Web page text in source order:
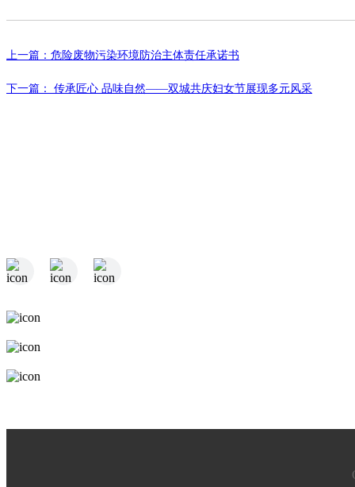
上一篇：危险废物污染环境防治主体责任承诺书
下一篇： 传承匠心 品味自然——双城共庆妇女节展现多元风采